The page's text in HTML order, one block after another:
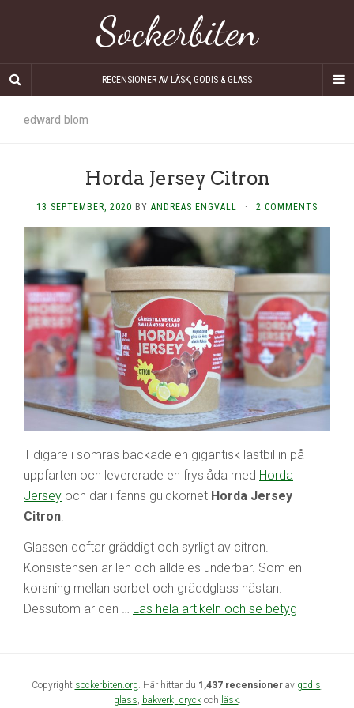
Sockerbiten
RECENSIONER AV LÄSK, GODIS & GLASS
edward blom
Horda Jersey Citron
13 SEPTEMBER, 2020 BY ANDREAS ENGVALL · 2 COMMENTS
Tidigare i somras backade en gigantisk lastbil in på
uppfarten och levererade en fryslåda med Horda
Jersey och där i fanns guldkornet Horda Jersey
Citron
Glassen doftar gräddigt och syrligt av citron.
Konsistensen är len och alldeles underbar. Som en
korsning mellan sorbet och gräddglass nästan.
Dessutom är den … Läs hela artikeln och se betyg
Copyright sockerbiten.org . Här hittar du 1,437 recensionerav godis
glass bakverk, dryckoch läsk.